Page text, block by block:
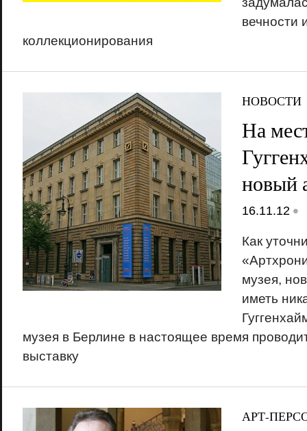
вечности
коллекционирования
НОВОСТИ
На
новый
16.11.12 •
Как
музея,
иметь
музея в Берлине в настоящее время
выставку
АРТ-